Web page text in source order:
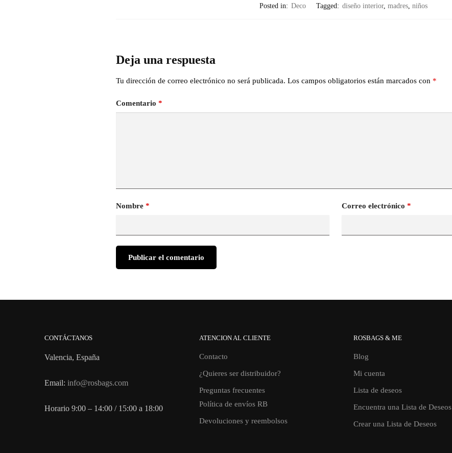
Posted in: Deco Tagged: diseño interior, madres, niños
Deja una respuesta
Tu dirección de correo electrónico no será publicada. Los campos obligatorios están marcados con *
Comentario*
Nombre* Correo electrónico*
CONTÁCTANOS
Valencia, España
Email: info@rosbags.com
Horario 9:00 – 14:00 / 15:00 a 18:00
ATENCION AL CLIENTE
Contacto
¿Quieres ser distribuidor?
Preguntas frecuentes
Política de envíos RB
Devoluciones y reembolsos
ROSBAGS & ME
Blog
Mi cuenta
Lista de deseos
Encuentra una Lista de Deseos
Crear una Lista de Deseos